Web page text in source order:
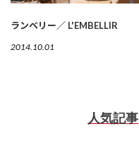
ランベリー／ L'EMBELLIR
2014.10.01
人気記事